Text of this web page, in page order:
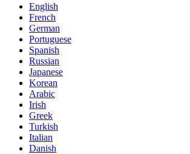
English
French
German
Portuguese
Spanish
Russian
Japanese
Korean
Arabic
Irish
Greek
Turkish
Italian
Danish